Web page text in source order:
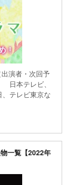
演者・次回予
日本テレビ、
テレビ東京な
一覧【2022年